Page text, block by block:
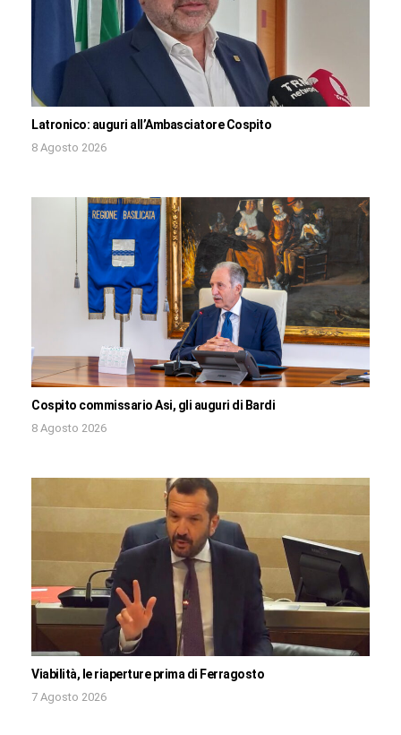
Latronico: auguri all’Ambasciatore Cospito
8 Agosto 2026
Cospito commissario Asi, gli auguri di Bardi
8 Agosto 2026
Viabilità, le riaperture prima di Ferragosto
7 Agosto 2026